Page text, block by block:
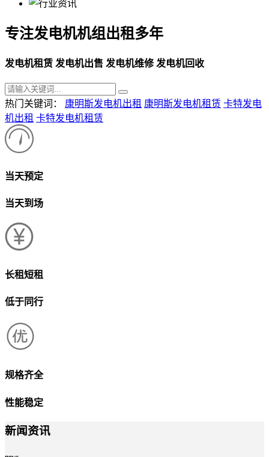
专注发电机机组出租多年
发电机租赁 发电机出售 发电机维修 发电机回收
热门关键词： 康明斯发电机出租 康明斯发电机租赁 卡特发电
机出租 卡特发电机租赁
当天预定
当天到场
长租短租
低于同行
规格齐全
性能稳定
新闻资讯